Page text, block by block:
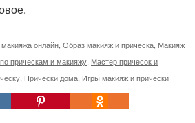
онлайн, Образ макияж и прическа, Макияж
прическам и макияжу, Мастер причесок и
, Прически дома, Игры макияж и прически